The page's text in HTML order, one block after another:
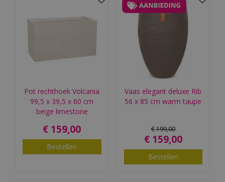
Pot rechthoek Volcania
99,5 x 39,5 x 60 cm
beige limestone
€ 159,00
Bestellen
Vaas elegant deluxe Rib
56 x 85 cm warm taupe
€199,00
€ 159,00
Bestellen